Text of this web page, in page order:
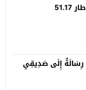
حليمة الجندي صاحبة رِسَالَةٌ إِلَى صَدِيقِي